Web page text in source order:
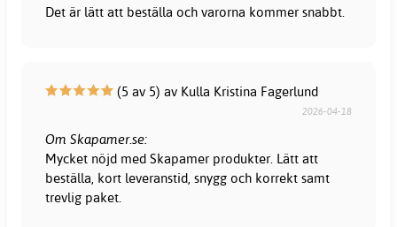
Det är lätt att beställa och varorna kommer snabbt.
(5 av 5) av Kulla Kristina Fagerlund
2026-04-18
Om Skapamer.se:
Mycket nöjd med Skapamer produkter. Lätt att
beställa, kort leveranstid, snygg och korrekt samt
trevlig paket.